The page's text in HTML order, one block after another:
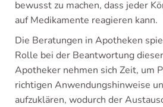
bewusst zu machen, dass jeder
auf Medikamente reagieren kann.
Die Beratungen in Apotheken
Rolle bei der Beantwortung
Apotheker nehmen sich Zeit, um
richtigen Anwendungshinweise
aufzuklären, wodurch der